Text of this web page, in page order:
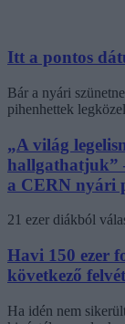
Itt a pontos
Bár a nyári
pihenhettek
„A világ
hallgathatjuk”
a CERN nyári
21 ezer diákból
Havi 150 ezer
következő
Ha idén nem